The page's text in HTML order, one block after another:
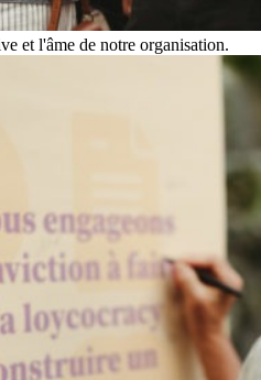
et l'âme de notre organisation.